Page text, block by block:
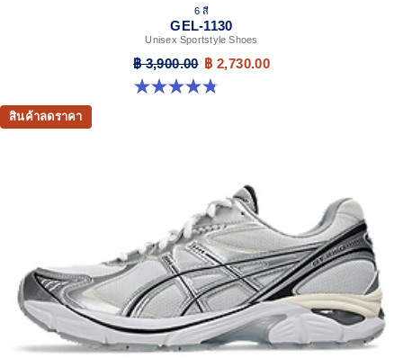
6 สี
GEL-1130
Unisex Sportstyle Shoes
฿ 3,900.00 ฿ 2,730.00
4.8 จาก 5 ดาว 53 รีวิว
สินค้าลดราคา